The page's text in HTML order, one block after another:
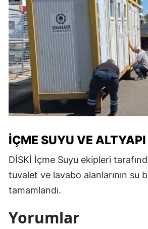
İÇME SUYU VE
DİSKİ İçme Suyu ekipleri
tuvalet ve lavabo alanlarının su
tamamlandı.
Yorumlar